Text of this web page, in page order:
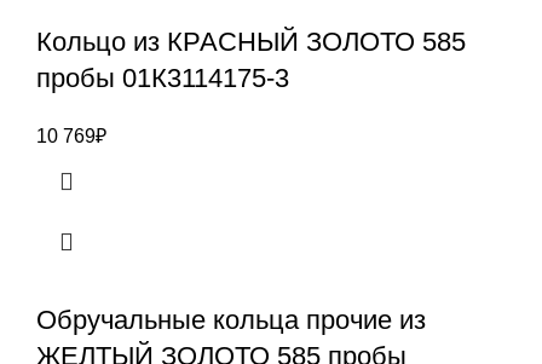
Кольцо из КРАСНЫЙ ЗОЛОТО 585
пробы 01К3114175-3
10 769₽
Обручальные кольца прочие из
ЖЕЛТЫЙ ЗОЛОТО 585 пробы